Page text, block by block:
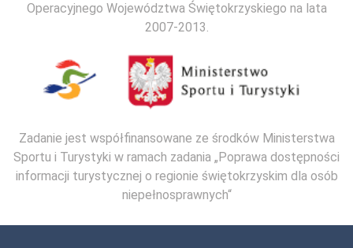
Operacyjnego Województwa Świętokrzyskiego na lata
2007-2013.
Zadanie jest współfinansowane ze środków Ministerstwa
Sportu i Turystyki w ramach zadania „Poprawa dostępności
informacji turystycznej o regionie świętokrzyskim dla osób
niepełnosprawnych“